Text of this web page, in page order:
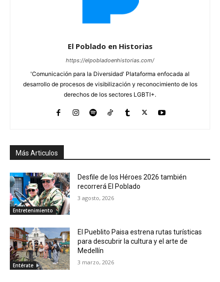
El Poblado en Historias
https://elpobladoenhistorias.com/
'Comunicación para la Diversidad' Plataforma enfocada al
desarrollo de procesos de visibilización y reconocimiento de los
derechos de los sectores LGBTI+.
Más Articulos
Entretenimiento
Desfile de los Héroes 2026 también
recorrerá El Poblado
3 agosto, 2026
Entérate
El Pueblito Paisa estrena rutas turísticas
para descubrir la cultura y el arte de
Medellín
3 marzo, 2026